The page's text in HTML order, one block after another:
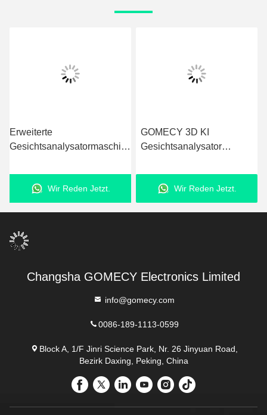
Erweiterte
Gesichtsanalysatormaschine
und Erkennung von
HautproblemenWir Reden Jetzt.
GOMECY 3D KI
Gesichtsanalysator
Hautdiagnostik Maschine
Wir Reden Jetzt.
Changsha GOMECY Electronics Limited
info@gomecy.com
0086-189-1113-0599
Block A, 1/F Jinri Science Park, Nr. 26 Jinyuan Road,
Bezirk Daxing, Peking, China